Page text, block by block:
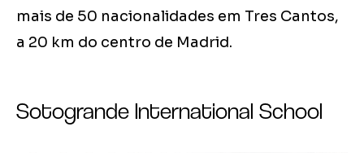
mais de 50 nacionalidades em Tres Cantos,
a 20 km do centro de Madrid.
Sotogrande International School